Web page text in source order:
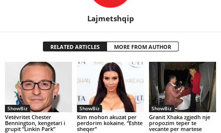
Lajmetshqip
RELATED ARTICLES MORE FROM AUTHOR
ShowBiz
Vetëvritet Chester
Bennington, kengetari i
grupit “Linkin Park”
ShowBiz
Kim mohon akuzat per
perdorim kokaine. “Eshte
sheqer”
ShowBiz
Granit Xhaka zgjedh nje
propozim teper te
vecante per martese